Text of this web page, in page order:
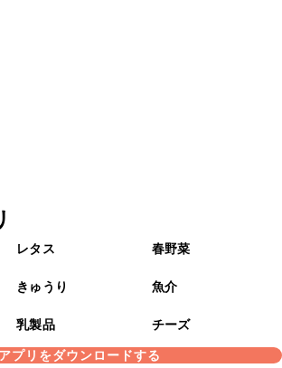
レタス 春野菜
きゅうり 魚介
乳製品
チーズ
アプリをダウンロードする